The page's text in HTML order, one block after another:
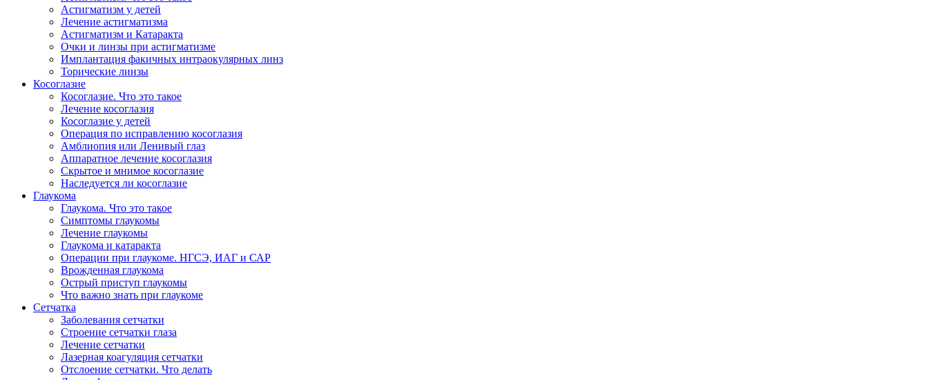
Астигматизм у детей
Лечение астигматизма
Астигматизм и Катаракта
Очки и линзы при астигматизме
Имплантация факичных интраокулярных линз
Торические линзы
Косоглазие
Косоглазие. Что это такое
Лечение косоглазия
Косоглазие у детей
Операция по исправлению косоглазия
Амблиопия или Ленивый глаз
Аппаратное лечение косоглазия
Скрытое и мнимое косоглазие
Наследуется ли косоглазие
Глаукома
Глаукома. Что это такое
Симптомы глаукомы
Лечение глаукомы
Глаукома и катаракта
Операции при глаукоме. НГСЭ, ИАГ и САР
Врожденная глаукома
Острый приступ глаукомы
Что важно знать при глаукоме
Сетчатка
Заболевания сетчатки
Строение сетчатки глаза
Лечение сетчатки
Лазерная коагуляция сетчатки
Отслоение сетчатки. Что делать